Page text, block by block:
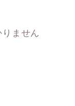
ません